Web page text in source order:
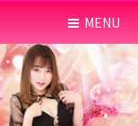
MENU